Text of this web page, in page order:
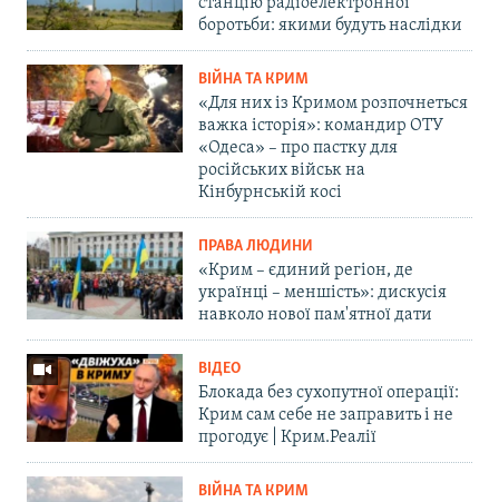
станцію радіоелектронної
боротьби: якими будуть наслідки
ВІЙНА ТА КРИМ
«Для них із Кримом розпочнеться
важка історія»: командир ОТУ
«Одеса» – про пастку для
російських військ на
Кінбурнській косі
ПРАВА ЛЮДИНИ
«Крим – єдиний регіон, де
українці – меншість»: дискусія
навколо нової пам'ятної дати
ВІДЕО
Блокада без сухопутної операції:
Крим сам себе не заправить і не
прогодує | Крим.Реалії
ВІЙНА ТА КРИМ